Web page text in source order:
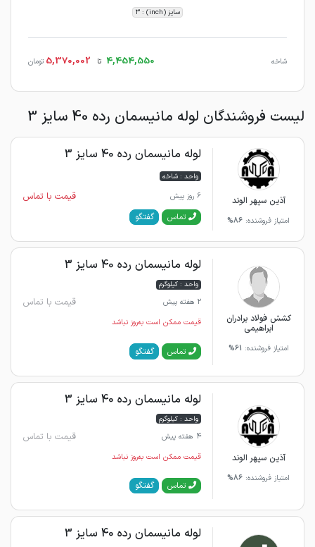
سایز (inch) : 3
شاخه 4,454,550 تا 5,370,002 تومان
لیست فروشندگان لوله مانیسمان رده 40 سایز 3
آذین سپهر الوند
امتیاز فروشنده: 86%
لوله مانیسمان رده 40 سایز 3
واحد : شاخه
6 روز پیش
قیمت با تماس
تماس گفتگو
کشش فولاد برادران
ابراهیمی
امتیاز فروشنده: 61%
لوله مانیسمان رده 40 سایز 3
واحد : کیلوگرم
2 هفته پیش
قیمت با تماس
قیمت ممکن است به‌روز نباشد
تماس گفتگو
آذین سپهر الوند
امتیاز فروشنده: 86%
لوله مانیسمان رده 40 سایز 3
واحد : کیلوگرم
4 هفته پیش
قیمت با تماس
قیمت ممکن است به‌روز نباشد
تماس گفتگو
لوله مانیسمان رده 40 سایز 3